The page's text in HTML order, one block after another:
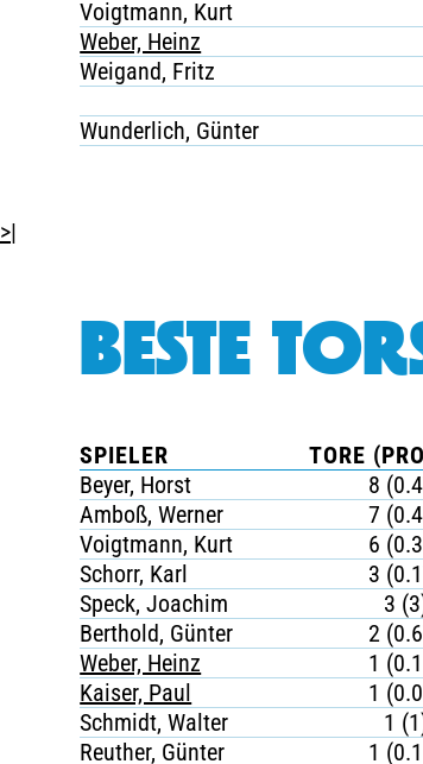
Voigtmann, Kurt
Weber, Heinz
Weigand, Fritz
Wunderlich, Günter
>|
BESTE
SPIELER TORE
Beyer, Horst
8
Amboß, Werner
7
Voigtmann, Kurt
6
Schorr, Karl
3
Speck, Joachim
3
Berthold, Günter
2
Weber, Heinz
1
Kaiser, Paul
1
Schmidt, Walter
1
Reuther, Günter
1